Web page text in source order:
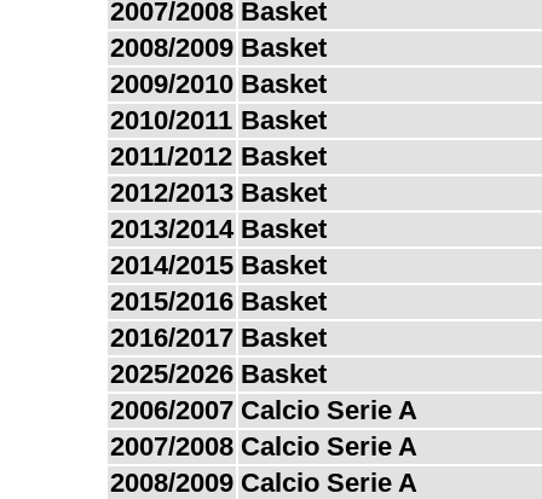
2007/2008 Basket
2008/2009 Basket
2009/2010 Basket
2010/2011 Basket
2011/2012 Basket
2012/2013 Basket
2013/2014 Basket
2014/2015 Basket
2015/2016 Basket
2016/2017 Basket
2025/2026 Basket
2006/2007 Calcio Serie A
2007/2008 Calcio Serie A
2008/2009 Calcio Serie A